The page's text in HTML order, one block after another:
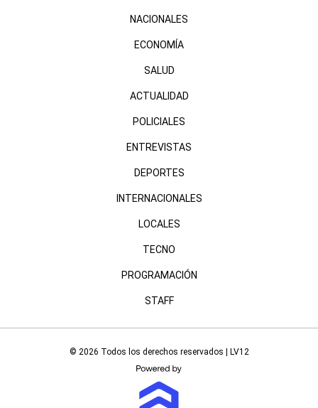
NACIONALES
ECONOMÍA
SALUD
ACTUALIDAD
POLICIALES
ENTREVISTAS
DEPORTES
INTERNACIONALES
LOCALES
TECNO
PROGRAMACIÓN
STAFF
© 2026 Todos los derechos reservados | LV12